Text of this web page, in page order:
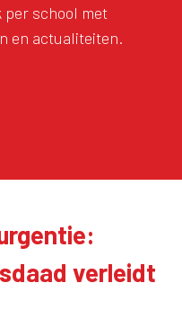
school met
en actualiteiten.
verleidt